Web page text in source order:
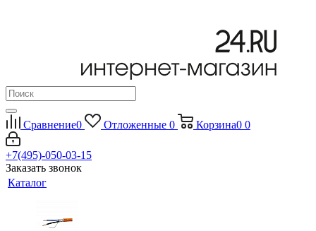
Сравнение0 Отложенные 0 Корзина0 0
+7(495)-050-03-15
Заказать звонок
Каталог